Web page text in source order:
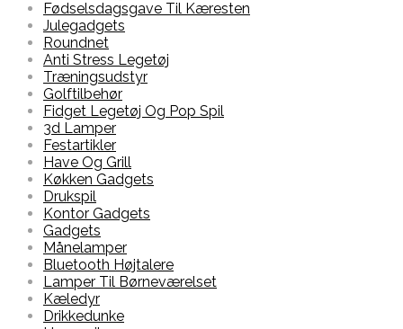
Fødselsdagsgave Til Kæresten
Julegadgets
Roundnet
Anti Stress Legetøj
Træningsudstyr
Golftilbehør
Fidget Legetøj Og Pop Spil
3d Lamper
Festartikler
Have Og Grill
Køkken Gadgets
Drukspil
Kontor Gadgets
Gadgets
Månelamper
Bluetooth Højtalere
Lamper Til Børneværelset
Kæledyr
Drikkedunke